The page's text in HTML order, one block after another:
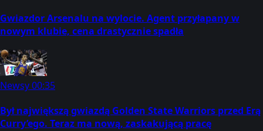
Gwiazdor Arsenalu na wylocie. Agent przyłapany w
nowym klubie, cena drastycznie spadła
Newsy00:35
Był największą gwiazdą Golden State Warriors przed Erą
Curry’ego. Teraz ma nową, zaskakującą pracę